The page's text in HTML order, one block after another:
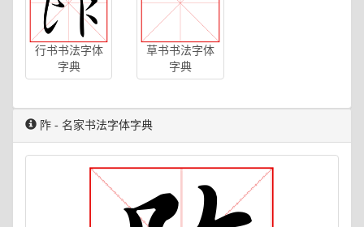
行书书法字体
字典
草书书法字体
字典
阼 - 名家书法字体字典